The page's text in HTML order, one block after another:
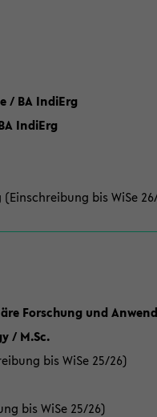
/ BA IndiErg
IndiErg
bis WiSe
Forschung und
/ M.Sc.
bis WiSe 25/26)
bis WiSe 25/26)